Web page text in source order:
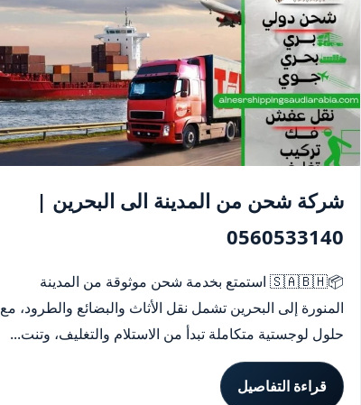
شركة شحن من المدينة الى البحرين |
0560533140
📦🇸🇦🇧🇭 استمتع بخدمة شحن موثوقة من المدينة
المنورة إلى البحرين تشمل نقل الأثاث والبضائع والطرود، مع
حلول لوجستية متكاملة تبدأ من الاستلام والتغليف، وتنت...
قراءة التفاصيل